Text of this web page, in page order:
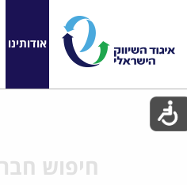
אודותינו